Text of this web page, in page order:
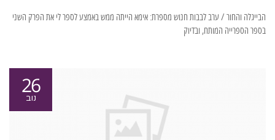
הבייגלה והחור / ערב לבבות חנוש מספרת: אימא הייתה ממש באמצע לספר לי את הפרק השני
בספר הספרייה המותח, ובדיוק
26
נוב